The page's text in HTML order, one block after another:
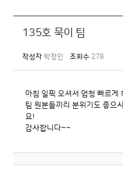
135호 묵이 팀
작성자 박정인 조회수 278
아침 일찍 오셔서 엄청 빠르게
팀 원분들끼리 분위기도 좋으
요!
감사합니다~~